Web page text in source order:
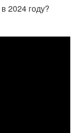
2024 году?